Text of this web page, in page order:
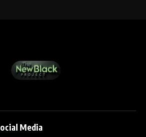
Media